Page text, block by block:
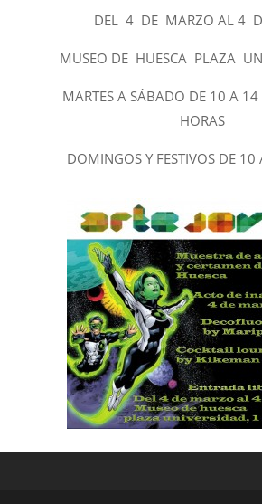
DEL 4 DE MARZO AL 4
MUSEO DE HUESCA PLAZA
MARTES A SÁBADO DE 10 A
HORAS
DOMINGOS Y FESTIVOS DE